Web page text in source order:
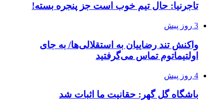
تاجرنیا: حال تیم خوب است جز پنجره بسته!
3 روز پیش
واکنش تند رضاییان به استقلالی‌ها/ به جای
اولتیماتوم تماس می‌گرفتید
4 روز پیش
باشگاه گل گهر: حقانیت ما اثبات شد